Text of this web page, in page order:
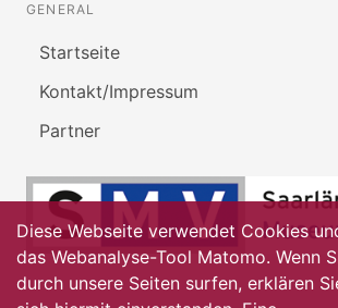
GENERAL
Startseite
Kontakt/Impressum
Partner
Diese Webseite verwendet Cookies
das Webanalyse-Tool Matomo. Wenn
durch unsere Seiten surfen, erklären